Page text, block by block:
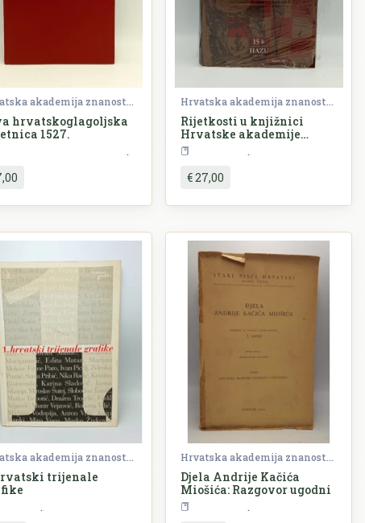
Hrvatska akademija znanosti i umjetnosti (HAZU)
hrvatskoglagoljska
1527.
Teorija i povijest književnosti
Hrvatska akademija znanosti i umjetnosti (HAZU)
Rijetkosti u knjižnici
Hrvatske akademije
znanosti i umjetnosti
€ 27,00
Hrvatska akademija znanosti i umjetnosti (HAZU)
trijenale
Hrvatska akademija znanosti i umjetnosti (HAZU)
Djela Andrije Kačića
Miošića: Razgovor ugodni